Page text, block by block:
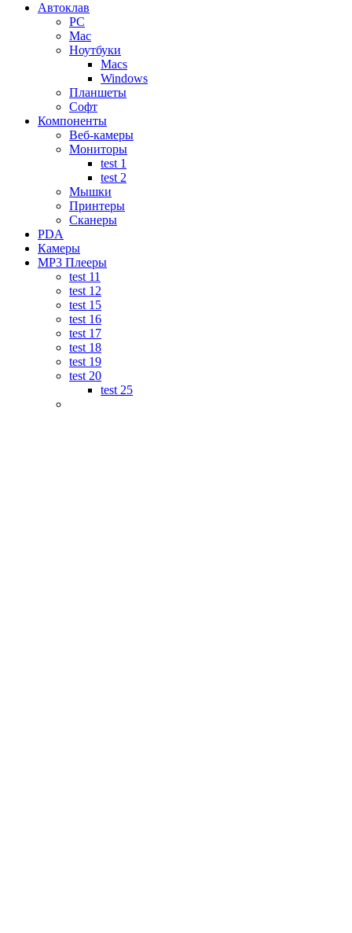
Автоклав
PC
Mac
Ноутбуки
Macs
Windows
Планшеты
Софт
Компоненты
Веб-камеры
Мониторы
test 1
test 2
Мышки
Принтеры
Сканеры
PDA
Камеры
MP3 Плееры
test 11
test 12
test 15
test 16
test 17
test 18
test 19
test 20
test 25